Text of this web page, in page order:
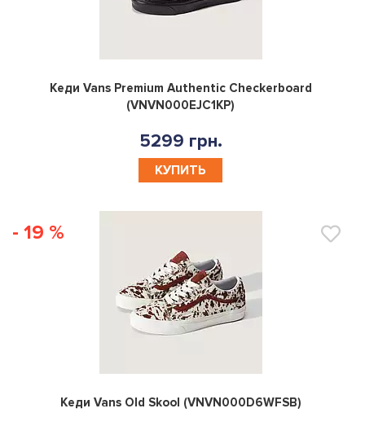
0
Кеди Vans Premium Authentic Checkerboard
(VNVN000EJC1KP)
5299 грн.
КУПИТЬ
- 19 %
0
Кеди Vans Old Skool (VNVN000D6WFSB)